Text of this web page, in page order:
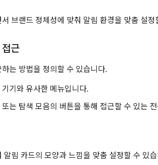
브랜드 정체성에 맞춰 알림 환경을 맞춤 설정
근
는 방법을 정의할 수 있습니다.
기와 유사한 메뉴입니다.
또는 탐색 모음의 버튼을 통해 접근할 수 있는
알림 카드의 모양과 느낌을 맞춤 설정할 수 있